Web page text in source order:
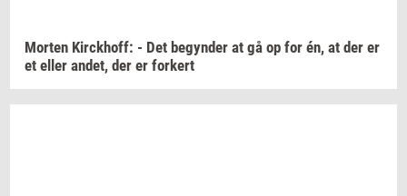
Mor­ten Kirck­hoff: - Det be­gyn­der at gå op for én, at der er
et eller andet, der er for­kert